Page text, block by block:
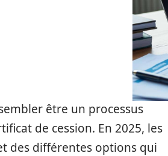
être un processus
de cession. En 2025, les
des différentes options qui